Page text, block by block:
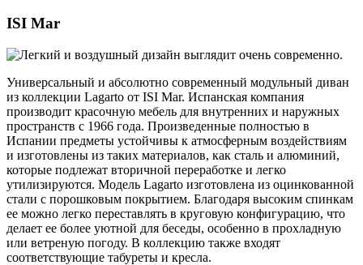
ISI Mar
Универсальный и абсолютно современный модульный диван
из коллекции Lagarto от ISI Mar. Испанская компания
производит красочную мебель для внутренних и наружных
пространств с 1966 года. Произведенные полностью в
Испании предметы устойчивы к атмосферным воздействиям
и изготовлены из таких материалов, как сталь и алюминий,
которые подлежат вторичной переработке и легко
утилизируются. Модель Lagarto изготовлена из оцинкованной
стали с порошковым покрытием. Благодаря высоким спинкам
ее можно легко переставлять в круговую конфигурацию, что
делает ее более уютной для беседы, особенно в прохладную
или ветреную погоду. В коллекцию также входят
соответствующие табуреты и кресла.